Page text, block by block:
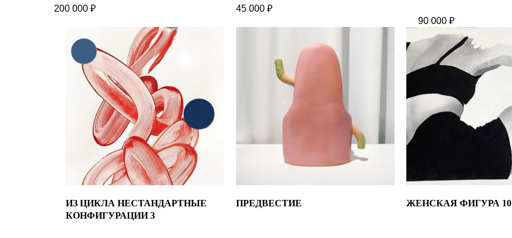
200 000 ₽ 45 000 ₽
90 000 ₽
ИЗ ЦИКЛА НЕСТАНДАРТНЫЕ
КОНФИГУРАЦИИ 3
ПРЕДВЕСТИЕ ЖЕНСКАЯ ФИГУРА 10